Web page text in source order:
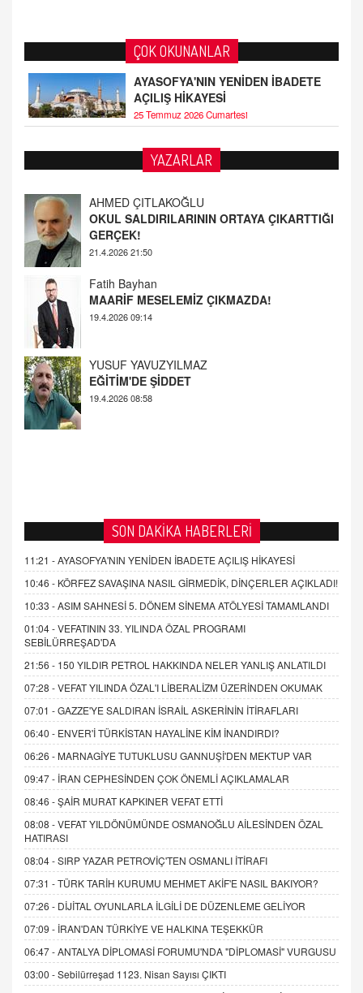
ÇOK OKUNANLAR
AYASOFYA'NIN YENİDEN İBADETE
AÇILIŞ HİKAYESİ
25 Temmuz 2026 Cumartesi
YAZARLAR
AHMED ÇITLAKOĞLU
OKUL SALDIRILARININ ORTAYA ÇIKARTTIĞI
GERÇEK!
21.4.2026 21:50
Fatih Bayhan
19.4.2026 09:14
19.4.2026 08:58
SON DAKİKA HABERLERİ
11:21 -AYASOFYA'NIN YENİDEN İBADETE AÇILIŞ HİKAYESİ
10:46 - KÖRFEZ SAVAŞINA NASIL GİRMEDİK, DİNÇERLER AÇIKLADI!
10:33 -ASIM SAHNESİ 5. DÖNEM SİNEMA ATÖLYESİ TAMAMLANDI
01:04 -VEFATININ 33. YILINDA ÖZAL PROGRAMI
SEBİLÜRREŞAD'DA
21:56 - 150 YILDIR PETROL HAKKINDA NELER YANLIŞ ANLATILDI
07:28 -VEFAT YILINDA ÖZAL'I LİBERALİZM ÜZERİNDEN OKUMAK
07:01 -GAZZE'YE SALDIRAN İSRAİL ASKERİNİN İTİRAFLARI
06:40 - ENVER'İ TÜRKİSTAN HAYALİNE KİM İNANDIRDI?
06:26 - MARNAGİYE TUTUKLUSU GANNUŞİ'DEN MEKTUP VAR
09:47 - İRAN CEPHESİNDEN ÇOK ÖNEMLİ AÇIKLAMALAR
08:46 -ŞAİR MURAT KAPKINER VEFAT ETTİ
08:08 -VEFAT YILDÖNÜMÜNDE OSMANOĞLU AİLESİNDEN ÖZAL
HATIRASI
08:04 -SIRP YAZAR PETROVİÇ'TEN OSMANLI İTİRAFI
07:31 -TÜRK TARİH KURUMU MEHMET AKİF'E NASIL BAKIYOR?
07:26 - DİJİTAL OYUNLARLA İLGİLİ DE DÜZENLEME GELİYOR
07:09 - İRAN'DAN TÜRKİYE VE HALKINA TEŞEKKÜR
06:47 -ANTALYA DİPLOMASİ FORUMU'NDA "DİPLOMASİ" VURGUSU
03:00 -Sebilürreşad 1123. Nisan Sayısı ÇIKTI